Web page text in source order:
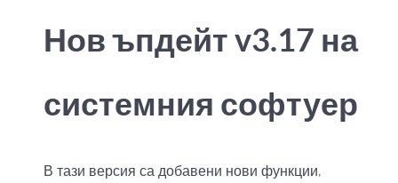
Нов ъпдейт v3.17 на
системния софтуер
В тази версия са добавени нови функции,